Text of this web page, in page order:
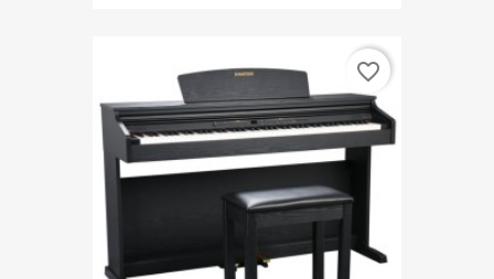
favorite_border